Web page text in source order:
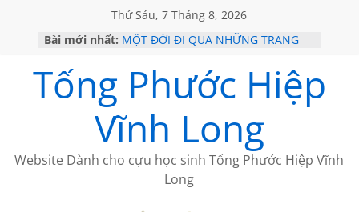
Thứ Sáu, 7 Tháng 8, 2026
Bài mới nhất: HỌC SỬ HỒI XƯA
SÁCH
BẤT CHỢT CỦA CHÂU LỆ DUNG
CÀ PHÊ NGẮM NÚI
VỀ BỨC THƯ PHÁP LƯƠNG MINH
GẶP Ở MỸ
Tống Phước Hiệp
Vĩnh Long
Website Dành cho cựu học sinh Tống Phước Hiệp Vĩnh
Long